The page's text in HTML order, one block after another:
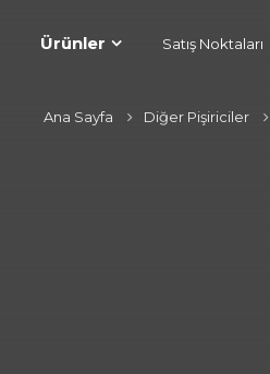
Ürünler Satış Noktaları
Ana Sayfa Diğer Pişiriciler